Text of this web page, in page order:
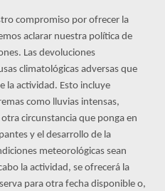
compromiso por ofrecer la
aclarar nuestra política de
Las devoluciones
climatológicas adversas que
la actividad. Esto incluye
como lluvias intensas,
circunstancia que ponga en
y el desarrollo de la
meteorológicas sean
la actividad, se ofrecerá la
para otra fecha disponible o,